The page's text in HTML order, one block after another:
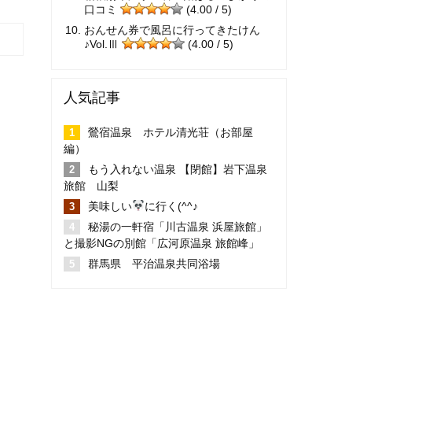
口コミ
(4.00 / 5)
おんせん券で風呂に行ってきたけん
♪Vol.Ⅲ
(4.00 / 5)
人気記事
鶯宿温泉 ホテル清光荘（お部屋
編）
もう入れない温泉 【閉館】岩下温泉
旅館 山梨
美味しい
に行く(^^♪
秘湯の一軒宿「川古温泉 浜屋旅館」
と撮影NGの別館「広河原温泉 旅館峰」
群馬県 平治温泉共同浴場